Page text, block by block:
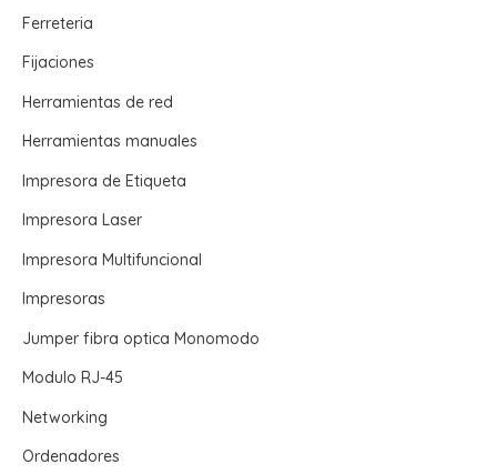
Ferreteria
Fijaciones
Herramientas de red
Herramientas manuales
Impresora de Etiqueta
Impresora Laser
Impresora Multifuncional
Impresoras
Jumper fibra optica Monomodo
Modulo RJ-45
Networking
Ordenadores